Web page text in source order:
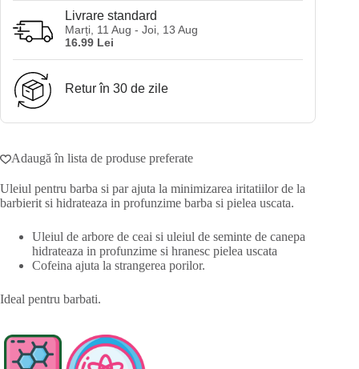
Livrare standard
Marți, 11 Aug - Joi, 13 Aug
16.99 Lei
Retur în 30 de zile
Adaugă în lista de produse preferate
Uleiul pentru barba si par ajuta la minimizarea iritatiilor de la
barbierit si hidrateaza in profunzime barba si pielea uscata.
Uleiul de arbore de ceai si uleiul de seminte de canepa
hidrateaza in profunzime si hranesc pielea uscata
Cofeina ajuta la strangerea porilor.
Ideal pentru barbati.